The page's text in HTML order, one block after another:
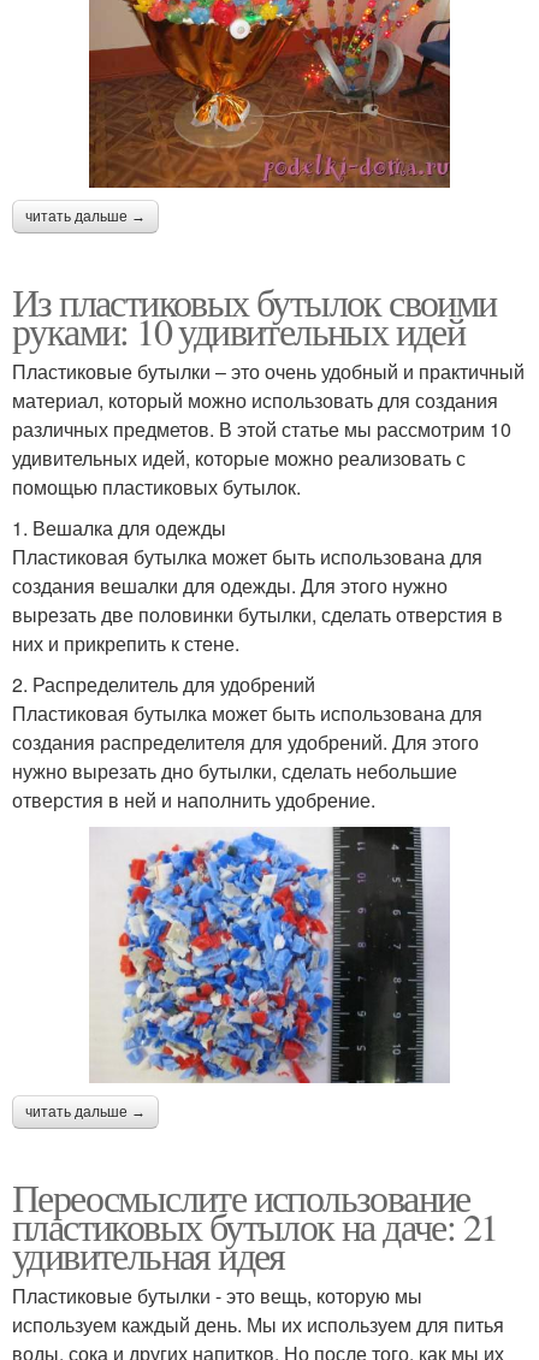
читать дальше →
Из пластиковых бутылок своими
руками: 10 удивительных идей
Пластиковые бутылки – это очень удобный и практичный
материал, который можно использовать для создания
различных предметов. В этой статье мы рассмотрим 10
удивительных идей, которые можно реализовать с
помощью пластиковых бутылок.
1. Вешалка для одежды
Пластиковая бутылка может быть использована для
создания вешалки для одежды. Для этого нужно
вырезать две половинки бутылки, сделать отверстия в
них и прикрепить к стене.
2. Распределитель для удобрений
Пластиковая бутылка может быть использована для
создания распределителя для удобрений. Для этого
нужно вырезать дно бутылки, сделать небольшие
отверстия в ней и наполнить удобрение.
читать дальше →
Переосмыслите использование
пластиковых бутылок на даче: 21
удивительная идея
Пластиковые бутылки - это вещь, которую мы
используем каждый день. Мы их используем для питья
воды, сока и других напитков. Но после того, как мы их